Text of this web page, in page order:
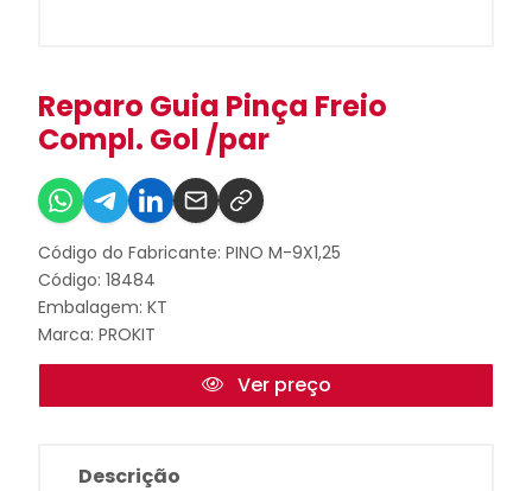
Reparo Guia Pinça Freio
Compl. Gol /par
Código do Fabricante: PINO M-9X1,25
Código: 18484
Embalagem: KT
Marca: PROKIT
Ver preço
Descrição